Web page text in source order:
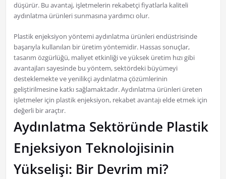
düşürür. Bu avantaj, işletmelerin rekabetçi fiyatlarla kaliteli
aydınlatma ürünleri sunmasına yardımcı olur.
Plastik enjeksiyon yöntemi aydınlatma ürünleri endüstrisinde
başarıyla kullanılan bir üretim yöntemidir. Hassas sonuçlar,
tasarım özgürlüğü, maliyet etkinliği ve yüksek üretim hızı gibi
avantajları sayesinde bu yöntem, sektördeki büyümeyi
desteklemekte ve yenilikçi aydınlatma çözümlerinin
geliştirilmesine katkı sağlamaktadır. Aydınlatma ürünleri üreten
işletmeler için plastik enjeksiyon, rekabet avantajı elde etmek için
değerli bir araçtır.
Aydınlatma Sektöründe Plastik
Enjeksiyon Teknolojisinin
Yükselişi: Bir Devrim mi?